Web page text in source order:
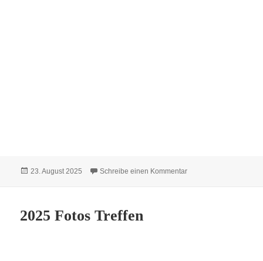
Veröffentlicht
23. August 2025 Schreibe einen Kommentarzu Sängerfest in
2025 Fotos Treffen